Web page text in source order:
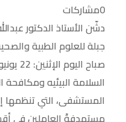
0مشاركات
دشّن الأستاذ الدكتور
جبلة للعلوم الطبية
السلامة البيئيه
المستشفى، التي تنظمها
مستهدفةً العاملين في